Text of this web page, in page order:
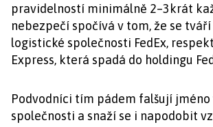
pravidelností minimálně 2–3krát
nebezpečí spočívá v tom, že se
logistické společnosti FedEx,
Express, která spadá do holdingu
Podvodníci tím pádem falšují jméno
společnosti a snaží se i napodobit